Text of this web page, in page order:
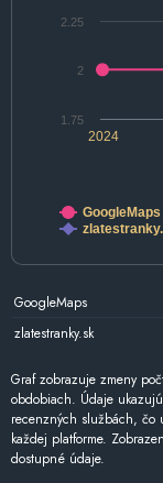
2024
1.75
2
2.25
GoogleMaps
GoogleMaps
zlatestranky.sk
Graf zobrazuje zmeny
obdobiach. Údaje
recenzných službách, čo
každej platforme.
dostupné údaje.